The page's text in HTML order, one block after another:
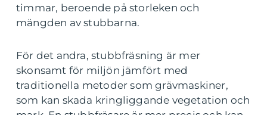
timmar, beroende på storleken och
mängden av stubbarna.
För det andra, stubbfräsning är mer
skonsamt för miljön jämfört med
traditionella metoder som grävmaskiner,
som kan skada kringliggande vegetation och